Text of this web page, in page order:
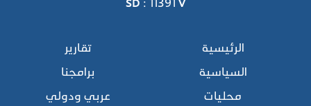
الرئيسية
السياسية
محليات
تقارير
برامجنا
عربي ودولي